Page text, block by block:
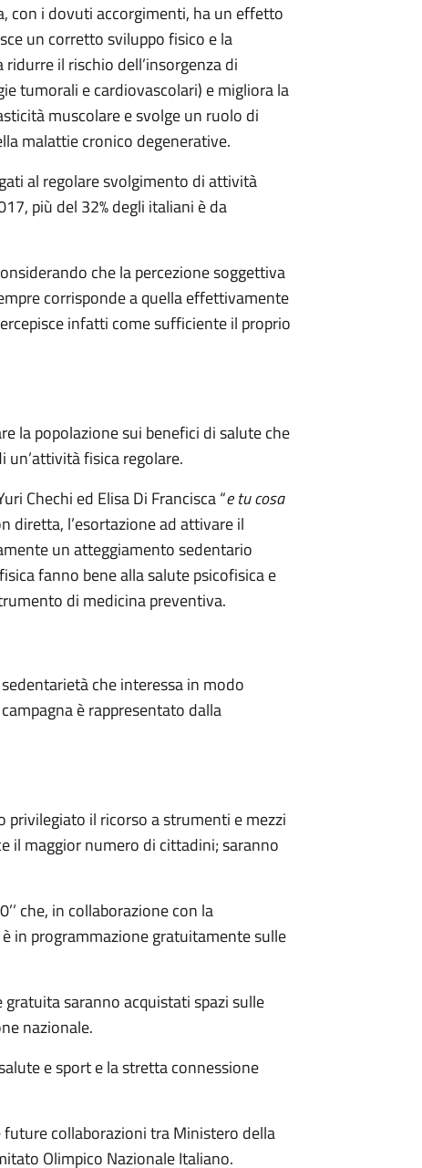
con i dovuti accorgimenti, ha un effetto
un corretto sviluppo fisico e la
il rischio dell’insorgenza di
tumorali e cardiovascolari) e migliora la
muscolare e svolge un ruolo di
malattie cronico degenerative.
al regolare svolgimento di attività
più del 32% degli italiani è da
che la percezione soggettiva
corrisponde a quella effettivamente
infatti come sufficiente il proprio
la popolazione sui benefici di salute che
fisica regolare.
Chechi ed Elisa Di Francisca “e tu cosa
diretta, l’esortazione ad attivare il
un atteggiamento sedentario
fanno bene alla salute psicofisica e
di medicina preventiva.
che interessa in modo
è rappresentato dalla
il ricorso a strumenti e mezzi
il maggior numero di cittadini; saranno
che, in collaborazione con la
in programmazione gratuitamente sulle
saranno acquistati spazi sulle
nazionale.
e sport e la stretta connessione
collaborazioni tra Ministero della
Olimpico Nazionale Italiano.